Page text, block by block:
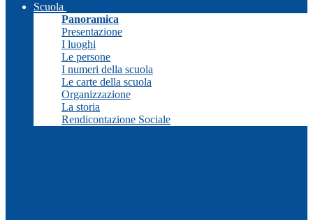
Scuola
Panoramica
Presentazione
I luoghi
Le persone
I numeri della scuola
Le carte della scuola
Organizzazione
La storia
Rendicontazione Sociale